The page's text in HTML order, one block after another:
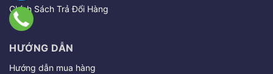
Chính Sách Trả Đổi Hàng
HƯỚNG DẪN
Hướng dẫn mua hàng